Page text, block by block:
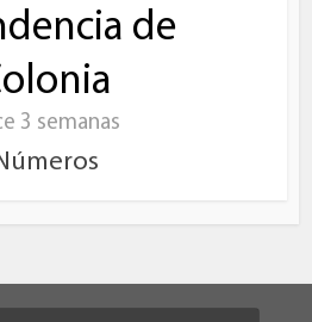
de
3 semanas